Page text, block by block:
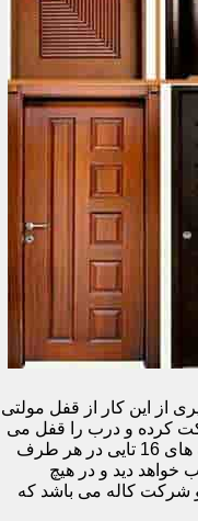
از این کار از قفل مولتی
قفل حرکت کرده و درب را قفل می
کند و در دو با قفل سویچ (در قفل های 20 تایی )پنج زبانه از قسمت بالای درب،پانزده زبانه هم از قسمت بالا،وسط و پایین قسمت کناری درب وارد چهار چوب می شوند (در نسخه های 16 تایی در هر طرف
خواهد دید و در هیچ
و شرکت کاله می باشد که